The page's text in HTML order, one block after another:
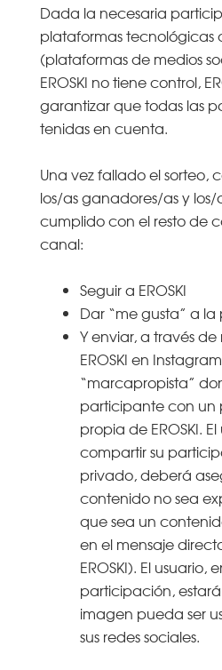
Dada la necesaria
plataformas tecnológicas
(plataformas de medios
EROSKI no tiene control,
garantizar que todas las
tenidas en cuenta.
Una vez fallado el sorteo,
los/as ganadores/as y los/
cumplido con el resto de
canal:
Seguir a EROSKI
Dar “me gusta” a
Y enviar, a través
EROSKI en
“marcapropista”
participante con
propia de EROSKI.
compartir su
privado, deberá
contenido no sea
que sea un
en el mensaje
EROSKI). El usuario,
participación,
imagen pueda ser
sus redes sociales.